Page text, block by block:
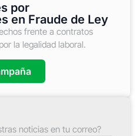
por
en Fraude de Ley
frente a contratos
la legalidad laboral.
noticias en tu correo?